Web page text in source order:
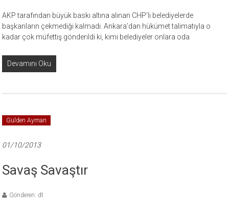
AKP tarafından büyük baskı altına alınan CHP’li belediyelerde
başkanların çekmediği kalmadı. Ankara’dan hükümet talimatıyla o
kadar çok müfettiş gönderildi ki, kimi belediyeler onlara oda
Devamını Oku
Gülden Ayman
01/10/2013
Savaş Savaştır
Gönderen: dt